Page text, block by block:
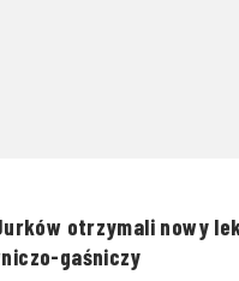
otrzymali nowy
gaśniczy